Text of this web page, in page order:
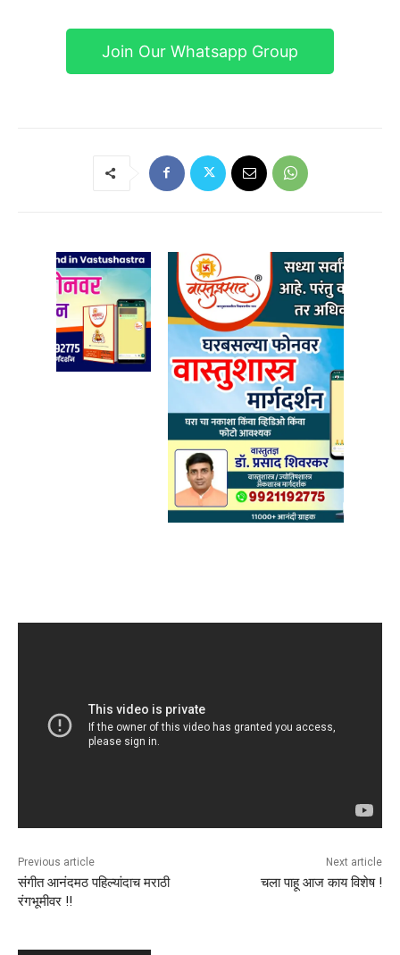
Join Our Whatsapp Group
Previous article
संगीत आनंदमठ पहिल्यांदाच मराठी
रंगभूमीवर !!
Next article
चला पाहू आज काय विशेष !